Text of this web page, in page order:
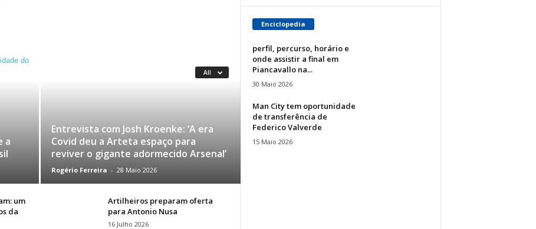
All
a
Entrevista com Josh Kroenke: ‘A era
Covid deu a Arteta espaço para
reviver o gigante adormecido Arsenal’
Rogério Ferreira - 28 Maio 2026
um
da
Artilheiros preparam oferta
para Antonio Nusa
16 Julho 2026
Enciclopedia
perfil, percurso, horário e
onde assistir a final em
Piancavallo na...
30 Maio 2026
Man City tem oportunidade
de transferência de
Federico Valverde
15 Maio 2026